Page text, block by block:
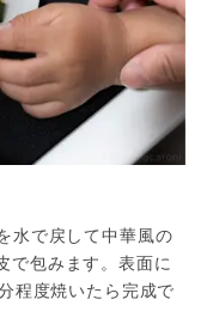
水で戻して中華風の
で包みます。表面に
程度焼いたら完成で